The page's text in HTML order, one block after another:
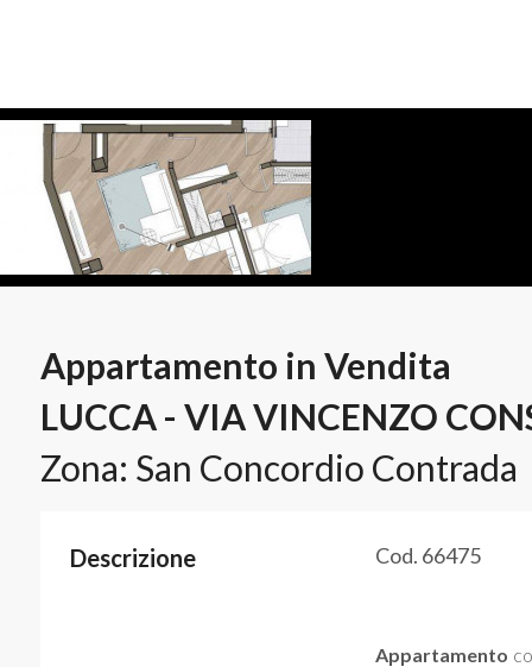
Appartamento in Vendita
LUCCA - VIA VINCENZO
Zona: San Concordio Contrada
Descrizione Cod. 66475
Appartamento